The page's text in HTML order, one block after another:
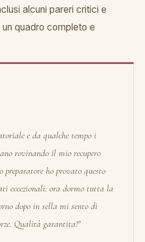
alcuni pareri critici e
quadro completo e
e da qualche tempo i
rovinando il mio recupero
preparatore ho provato questo
eccezionali: ora dormo tutta la
dopo in sella mi sento di
Qualità garantita!"